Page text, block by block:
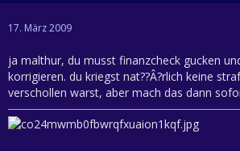
17. März 2009
ja malthur, du musst finanzcheck gucken
korrigieren. du kriegst nat??Â?rlich keine
verschollen warst, aber mach das dann